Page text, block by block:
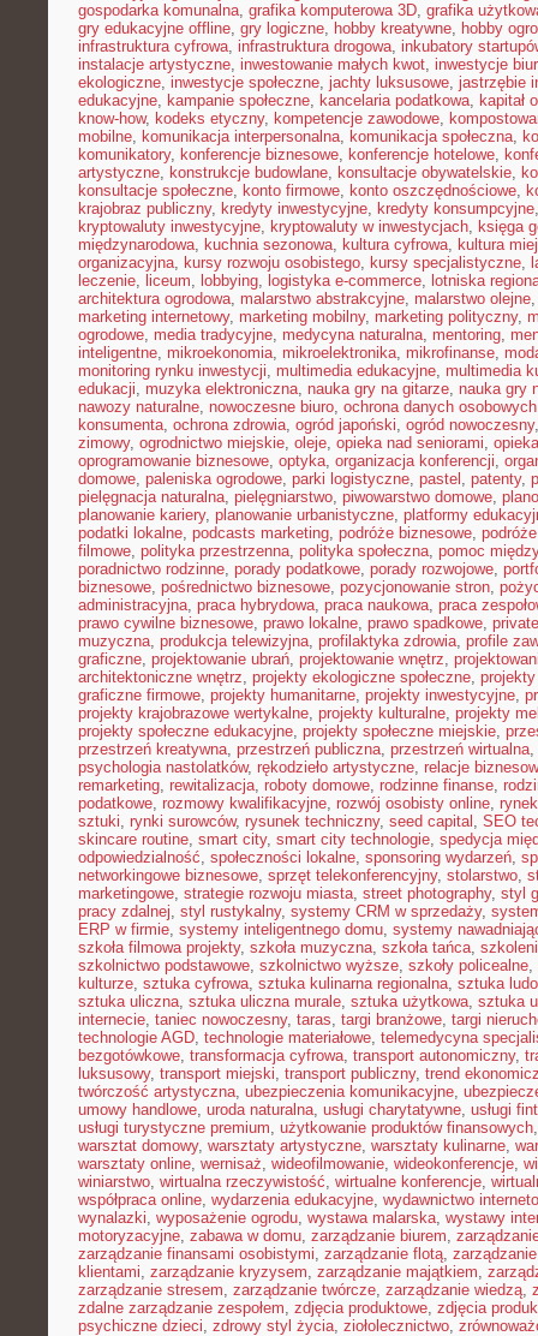
gospodarka komunalna, grafika komputerowa 3D, grafika
gry edukacyjne offline, gry logiczne, hobby kreatywne, hobby
infrastruktura cyfrowa, infrastruktura drogowa, inkubatory
instalacje artystyczne, inwestowanie małych kwot, inwestycje
ekologiczne, inwestycje społeczne, jachty luksusowe, jastrzębie
edukacyjne, kampanie społeczne, kancelaria podatkowa, kapitał
know-how, kodeks etyczny, kompetencje zawodowe,
mobilne, komunikacja interpersonalna, komunikacja społeczna,
komunikatory, konferencje biznesowe, konferencje hotelowe,
artystyczne, konstrukcje budowlane, konsultacje obywatelskie,
konsultacje społeczne, konto firmowe, konto oszczędnościowe,
krajobraz publiczny, kredyty inwestycyjne, kredyty konsumpcyjne
kryptowaluty inwestycyjne, kryptowaluty w inwestycjach, księga
międzynarodowa, kuchnia sezonowa, kultura cyfrowa, kultura
organizacyjna, kursy rozwoju osobistego, kursy specjalistyczne,
leczenie, liceum, lobbying, logistyka e-commerce, lotniska
architektura ogrodowa, malarstwo abstrakcyjne, malarstwo olejne
marketing internetowy, marketing mobilny, marketing polityczny,
ogrodowe, media tradycyjne, medycyna naturalna, mentoring,
inteligentne, mikroekonomia, mikroelektronika, mikrofinanse,
monitoring rynku inwestycji, multimedia edukacyjne, multimedia
edukacji, muzyka elektroniczna, nauka gry na gitarze, nauka gry
nawozy naturalne, nowoczesne biuro, ochrona danych osobowych
konsumenta, ochrona zdrowia, ogród japoński, ogród nowoczesny
zimowy, ogrodnictwo miejskie, oleje, opieka nad seniorami,
oprogramowanie biznesowe, optyka, organizacja konferencji,
domowe, paleniska ogrodowe, parki logistyczne, pastel , patenty,
pielęgnacja naturalna, pielęgniarstwo, piwowarstwo domowe,
planowanie kariery, planowanie urbanistyczne, platformy
podatki lokalne, podcasts marketing, podróże biznesowe,
filmowe, polityka przestrzenna, polityka społeczna, pomoc
poradnictwo rodzinne, porady podatkowe, porady rozwojowe,
biznesowe, pośrednictwo biznesowe, pozycjonowanie stron,
administracyjna, praca hybrydowa, praca naukowa, praca
prawo cywilne biznesowe, prawo lokalne, prawo spadkowe,
muzyczna, produkcja telewizyjna, profilaktyka zdrowia, profile
graficzne, projektowanie ubrań, projektowanie wnętrz,
architektoniczne wnętrz, projekty ekologiczne społeczne,
graficzne firmowe, projekty humanitarne, projekty inwestycyjne,
projekty krajobrazowe wertykalne, projekty kulturalne, projekty
projekty społeczne edukacyjne, projekty społeczne miejskie,
przestrzeń kreatywna, przestrzeń publiczna, przestrzeń wirtualna,
psychologia nastolatków, rękodzieło artystyczne, relacje
remarketing, rewitalizacja, roboty domowe, rodzinne finanse,
podatkowe, rozmowy kwalifikacyjne, rozwój osobisty online,
sztuki, rynki surowców, rysunek techniczny, seed capital , SEO
skincare routine, smart city, smart city technologie, spedycja
odpowiedzialność, społeczności lokalne, sponsoring wydarzeń,
networkingowe biznesowe, sprzęt telekonferencyjny, stolarstwo,
marketingowe, strategie rozwoju miasta, street photography, styl
pracy zdalnej, styl rustykalny, systemy CRM w sprzedaży,
ERP w firmie, systemy inteligentnego domu, systemy
szkoła filmowa projekty, szkoła muzyczna, szkoła tańca,
szkolnictwo podstawowe, szkolnictwo wyższe, szkoły policealne,
kulturze, sztuka cyfrowa, sztuka kulinarna regionalna, sztuka
sztuka uliczna, sztuka uliczna murale, sztuka użytkowa, sztuka
internecie, taniec nowoczesny, taras, targi branżowe, targi
technologie AGD, technologie materiałowe, telemedycyna
bezgotówkowe, transformacja cyfrowa, transport autonomiczny,
luksusowy, transport miejski, transport publiczny, trend
twórczość artystyczna, ubezpieczenia komunikacyjne,
umowy handlowe, uroda naturalna, usługi charytatywne, usługi
usługi turystyczne premium, użytkowanie produktów finansowych
warsztat domowy, warsztaty artystyczne, warsztaty kulinarne,
warsztaty online, wernisaż, wideofilmowanie, wideokonferencje,
winiarstwo, wirtualna rzeczywistość, wirtualne konferencje,
współpraca online, wydarzenia edukacyjne, wydawnictwo
wynalazki, wyposażenie ogrodu, wystawa malarska, wystawy
motoryzacyjne, zabawa w domu, zarządzanie biurem,
zarządzanie finansami osobistymi, zarządzanie flotą,
klientami, zarządzanie kryzysem, zarządzanie majątkiem,
zarządzanie stresem, zarządzanie twórcze, zarządzanie wiedzą,
zdalne zarządzanie zespołem, zdjęcia produktowe, zdjęcia
psychiczne dzieci, zdrowy styl życia, ziołolecznictwo,